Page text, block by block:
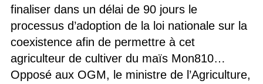
finaliser dans un délai de 90 jours le
processus d’adoption de la loi nationale sur la
coexistence afin de permettre à cet
agriculteur de cultiver du maïs Mon810…
Opposé aux OGM, le ministre de l’Agriculture,